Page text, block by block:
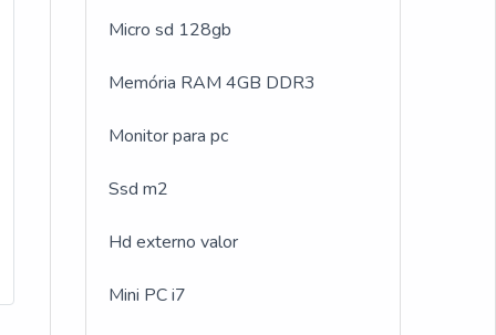
Micro sd 128gb
Memória RAM 4GB DDR3
Monitor para pc
Ssd m2
Hd externo valor
Mini PC i7